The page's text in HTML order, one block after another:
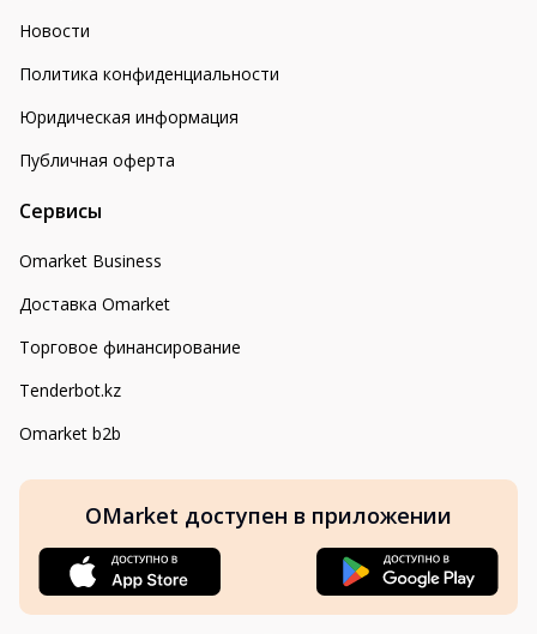
Новости
Политика конфиденциальности
Юридическая информация
Публичная оферта
Сервисы
Omarket Business
Доставка Omarket
Торговое финансирование
Tenderbot.kz
Omarket b2b
OMarket доступен в приложении